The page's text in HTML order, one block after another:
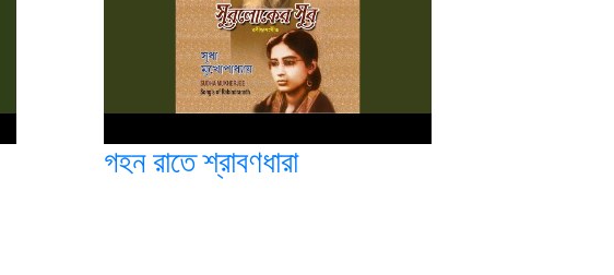
গহন রাতে শ্রাবণধারা